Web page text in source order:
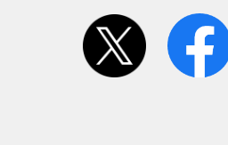
twitter